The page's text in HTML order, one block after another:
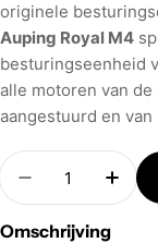
originele
Auping Royal M4
besturingseenheid
alle motoren van
aangestuurd en
Aantal
Hoeveelheid
Omschrijving